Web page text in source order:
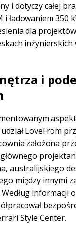
i dotyczy całej
i ładowaniem 350
dla
inżynierskich
i
udział LoveFrom
założona
australijskiego
między innymi
informacji
Style Center.